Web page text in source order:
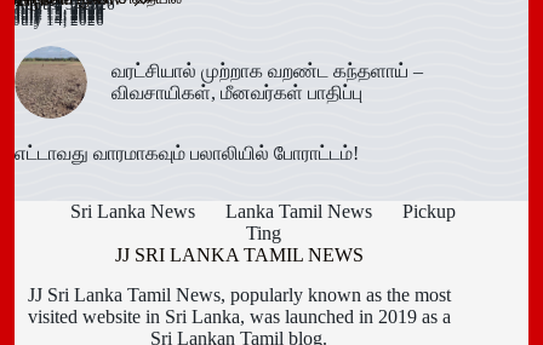
August 3, 2026
July 16, 2026
July 15, 2026
July 15, 2026
July 15, 2026
July 15, 2026
July 15, 2026
July 15, 2026
July 15, 2026
July 14, 2026
July 14, 2026
வரட்சியால் முற்றாக வறண்ட கந்தளாய் –
விவசாயிகள், மீனவர்கள் பாதிப்பு
எட்டாவது வாரமாகவும் பலாலியில் போராட்டம்!
Sri Lanka News Lanka Tamil News
Pickup
Ting
JJ SRI LANKA TAMIL NEWS
JJ Sri Lanka Tamil News, popularly known as the most
visited website in Sri Lanka, was launched in 2019 as a
Sri Lankan Tamil blog.